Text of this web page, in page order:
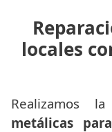
locales
Realizamos la
metálicas